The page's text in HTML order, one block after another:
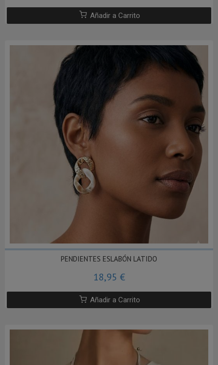
Añadir a Carrito
PENDIENTES ESLABÓN LATIDO
18,95 €
Añadir a Carrito